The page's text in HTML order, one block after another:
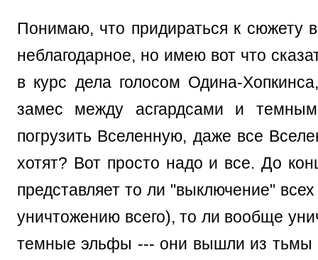
Понимаю, что придираться к сюжету
неблагодарное, но имею вот что
в курс дела голосом Одина-
замес между асгардсами и
погрузить Вселенную, даже все
хотят? Вот просто надо и все. До
представляет то ли "выключение"
уничтожению всего), то ли вообще
темные эльфы --- они вышли из тьмы